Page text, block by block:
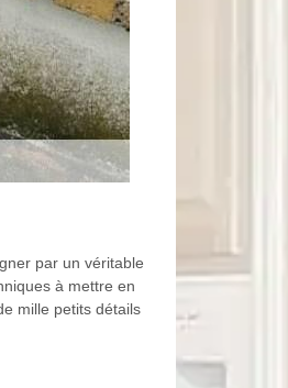
par un véritable
à mettre en
mille petits détails